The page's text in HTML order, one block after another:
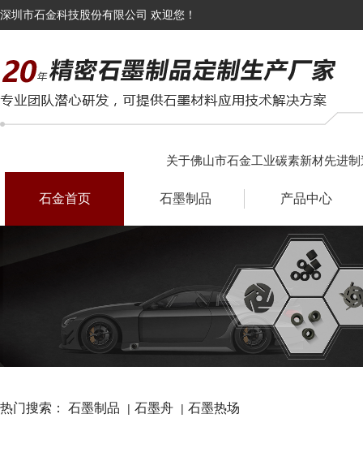
深圳市石金科技股份有限公司 欢迎您！
关于佛山市石金工业碳素新材先进
石金首页 石墨制品 产品中心
热门搜索： 石墨制品 | 石墨舟 | 石墨热场